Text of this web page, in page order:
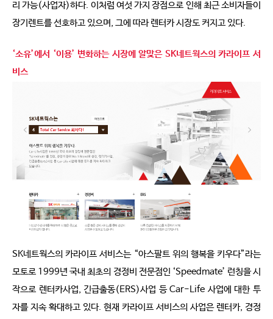
리 가능(사업자)하다. 이처럼 여섯 가지 장점으로 인해 최근 소비자들이
장기렌트를 선호하고 있으며, 그에 따라 렌터카 시장도 커지고 있다.
‘소유’에서 ‘이용’ 변화하는 시장에 알맞은 SK네트웍스의 카라이프 서
비스
SK네트웍스의 카라이프 서비스는 “아스팔트 위의 행복을 키우다”라는
모토로 1999년 국내 최초의 경정비 전문점인 ‘Speedmate’ 런칭을 시
작으로 렌터카사업, 긴급출동(ERS)사업 등 Car-Life 사업에 대한 투
자를 지속 확대하고 있다. 현재 카라이프 서비스의 사업은 렌터카, 경정